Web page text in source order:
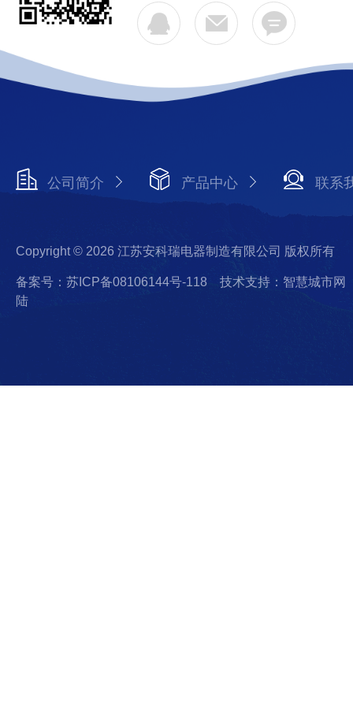
公司简介 产品中心 联系
Copyright © 2026 江苏安科瑞电器制造有限公司 版权所有
备案号：苏ICP备08106144号-118
技术支持：智慧城市网
陆